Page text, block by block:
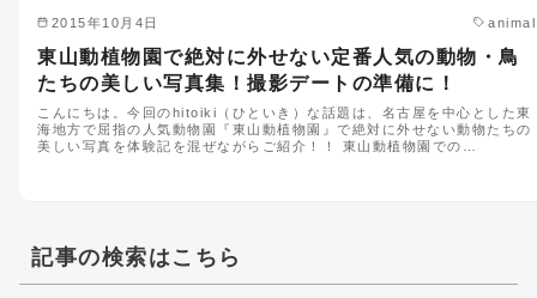
2015年10月4日 animal
東山動植物園で絶対に外せない定番人気の動物・鳥
たちの美しい写真集！撮影デートの準備に！
こんにちは。今回のhitoiki（ひといき）な話題は、名古屋を中心とした東
海地方で屈指の人気動物園『東山動植物園』で絶対に外せない動物たちの
美しい写真を体験記を混ぜながらご紹介！！ 東山動植物園での…
記事の検索はこちら